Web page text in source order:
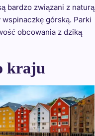
bardzo związani z naturą
górską. Parki
obcowania z dziką
kraju